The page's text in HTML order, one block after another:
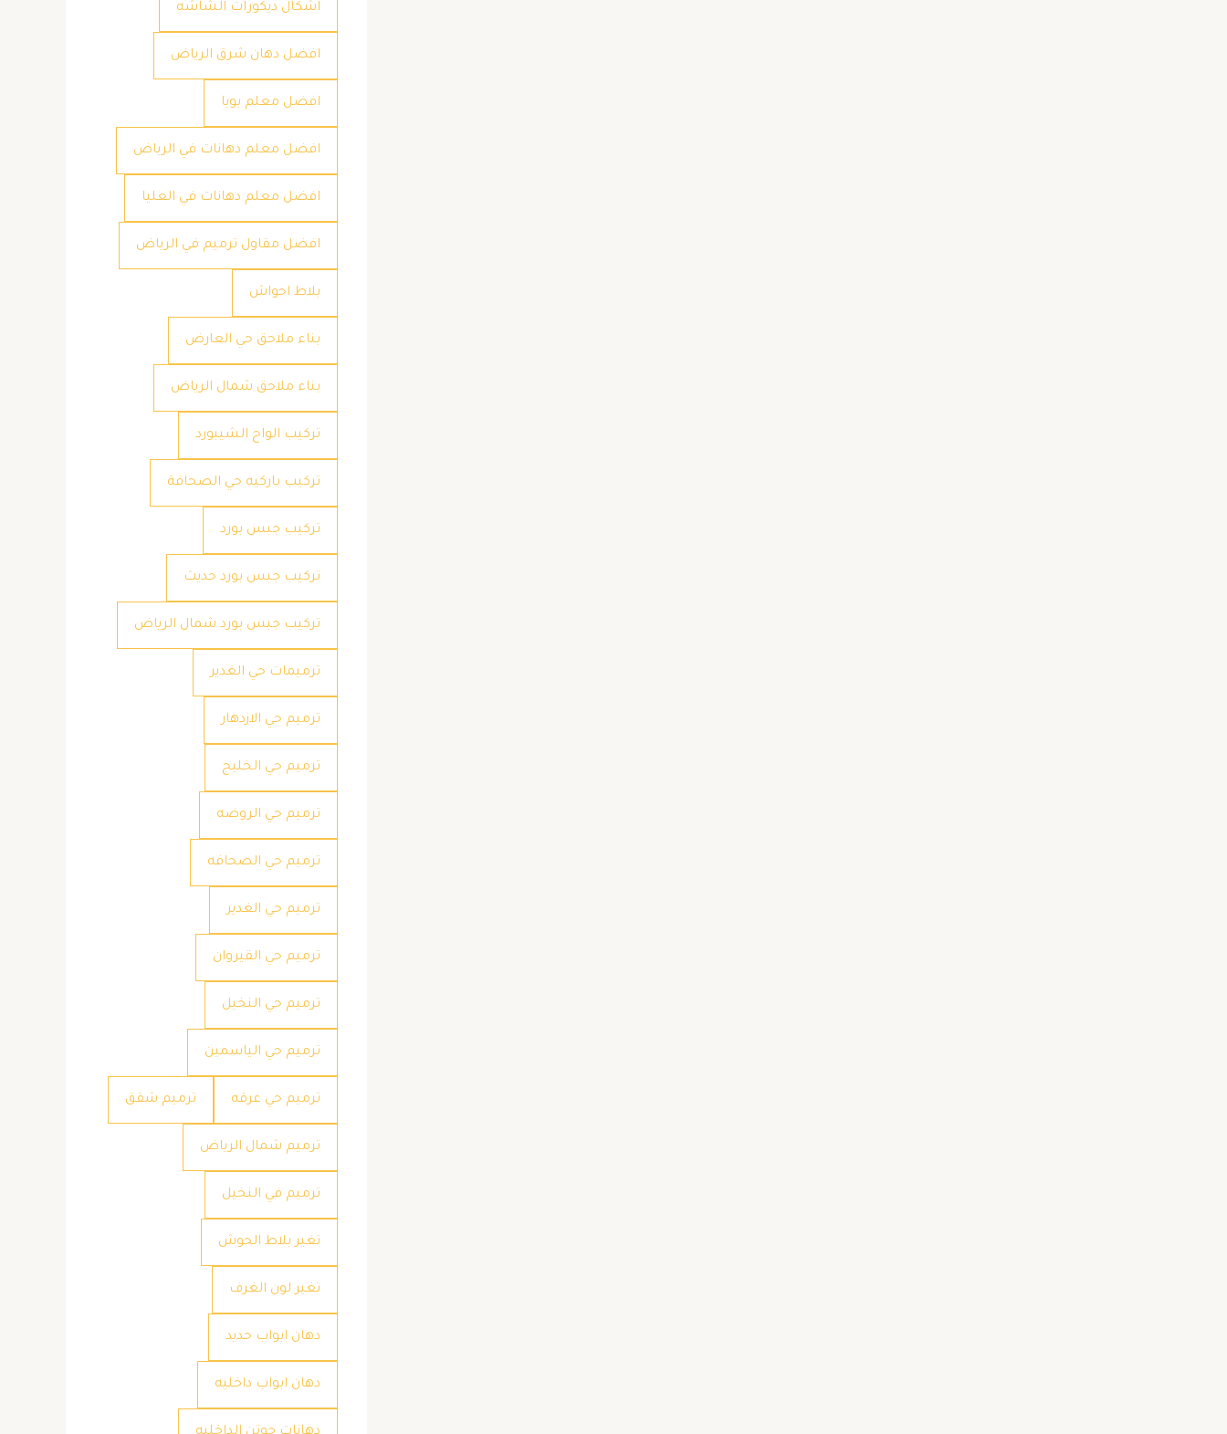
اشكال ديكورات الشاشه
افضل دهان شرق الرياض
افضل معلم بويا
افضل معلم دهانات في الرياض
افضل معلم دهانات في العليا
افضل مقاول ترميم في الرياض
بلاط احواش
بناء ملاحق حي العارض
بناء ملاحق شمال الرياض
تركيب الواح الشيبورد
تركيب باركيه حي الصحافة
تركيب جبس بورد
تركيب جبس بورد حديث
تركيب جبس بورد شمال الرياض
ترميمات حي الغدير
ترميم حي الازدهار
ترميم حي الخليج
ترميم حي الروضه
ترميم حي الصحافه
ترميم حي الغدير
ترميم حي القيروان
ترميم حي النخيل
ترميم حي الياسمين
ترميم حي عرقه ترميم شقق
ترميم شمال الرياض
ترميم في النخيل
تغير بلاط الحوش
تغير لون الغرف
دهان ابواب حديد
دهان ابواب داخليه